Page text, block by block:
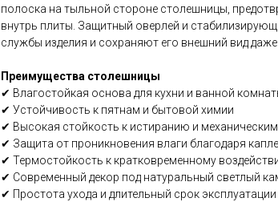
полоска на тыльной стороне столешницы,
внутрь плиты. Защитный оверлей и
службы изделия и сохраняют его внешний вид
Преимущества столешницы
✔ Влагостойкая основа для кухни и ванной
✔ Устойчивость к пятнам и бытовой химии
✔ Высокая стойкость к истиранию и механическим
✔ Защита от проникновения влаги благодаря
✔ Термостойкость к кратковременному
✔ Современный декор под натуральный светлый
✔ Простота ухода и длительный срок эксплуатации